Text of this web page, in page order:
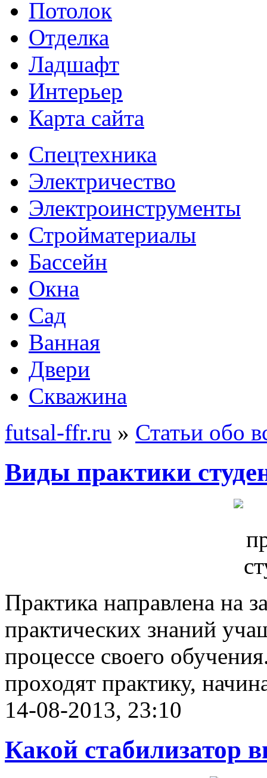
Потолок
Отделка
Ладшафт
Интерьер
Карта сайта
Спецтехника
Электричество
Электроинструменты
Стройматериалы
Бассейн
Окна
Сад
Ванная
Двери
Скважина
futsal-ffr.ru » Статьи обо
Виды практики
Практика направлена на
практических знаний
процессе своего
проходят практику,
14-08-2013, 23:10
Какой стабилизатор